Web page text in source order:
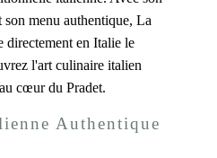
son menu authentique, La
directement en Italie le
l'art culinaire italien
cœur du Pradet.
Authentique